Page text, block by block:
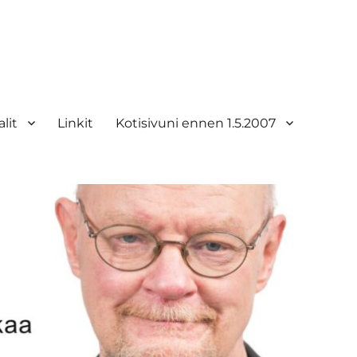
Linkit Kotisivuni ennen 1.5.2007